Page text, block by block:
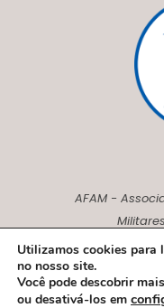
AFAM -
Utilizamos cookies para
no nosso site.
Você pode descobrir
ou desativá-los em